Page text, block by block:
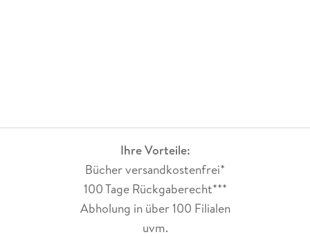
Ihre Vorteile:
Bücher versandkostenfrei*
100 Tage Rückgaberecht***
Abholung in über 100 Filialen
uvm.